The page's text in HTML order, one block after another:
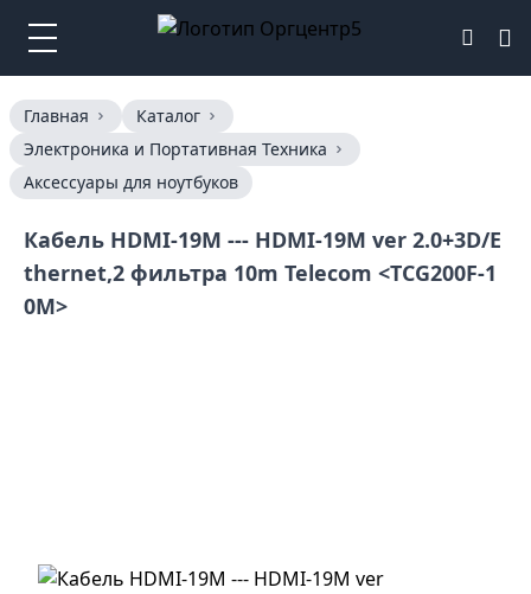
Главная
Каталог
Электроника и Портативная Техника
Аксессуары для ноутбуков
Кабель HDMI-19M --- HDMI-19M ver 2.0+3D/E
thernet,2 фильтра 10m Telecom <TCG200F-1
0M>